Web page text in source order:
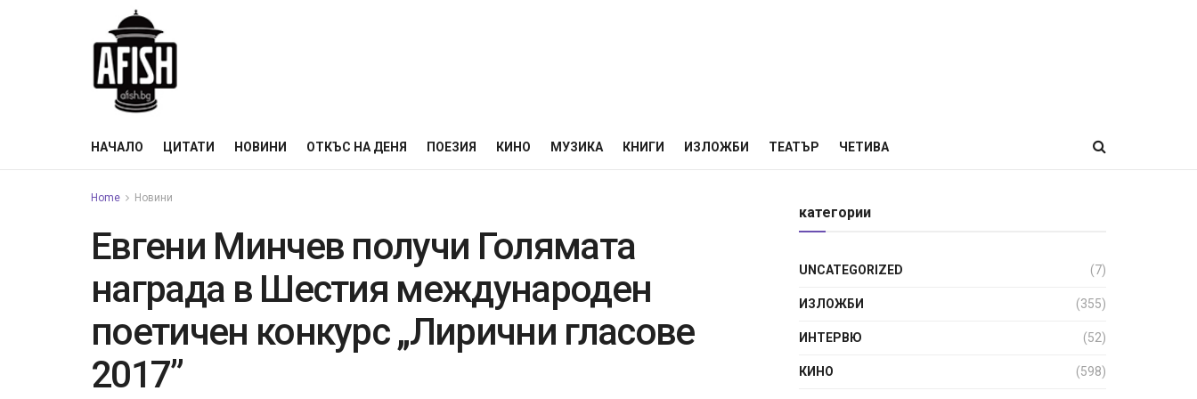
НАЧАЛО ЦИТАТИ НОВИНИ ОТКЪС НА ДЕНЯ ПОЕЗИЯ КИНО МУЗИКА КНИГИ ИЗЛОЖБИ ТЕАТЪР ЧЕТИВА
Home Новини
Евгени Минчев получи Голямата
награда в Шестия международен
поетичен конкурс „Лирични гласове
2017”
категории
UNCATEGORIZED (7)
ИЗЛОЖБИ (355)
ИНТЕРВЮ (52)
КИНО (598)